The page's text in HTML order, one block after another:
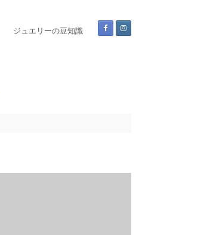
ジュエリーの豆知識